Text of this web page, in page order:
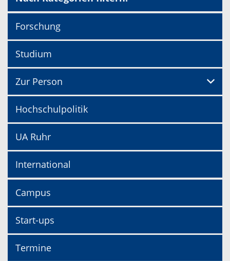
Forschung
Studium
Zur Person
Hochschulpolitik
UA Ruhr
International
Campus
Start-ups
Termine